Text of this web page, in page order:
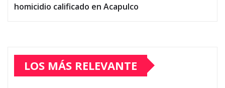
homicidio calificado en Acapulco
LOS MÁS RELEVANTE